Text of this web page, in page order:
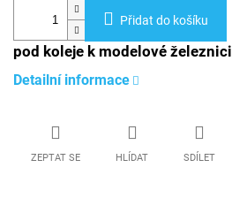
Přidat do košíku
pod koleje k modelové železnici
Detailní informace
ZEPTAT SE HLÍDAT SDÍLET